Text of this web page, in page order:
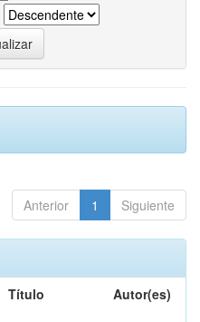
Anterior 1 Siguiente
Título Autor(es)